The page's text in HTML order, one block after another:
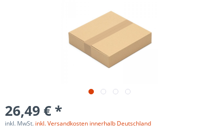
26,49 € *
inkl. MwSt. inkl. Versandkosten innerhalb Deutschland